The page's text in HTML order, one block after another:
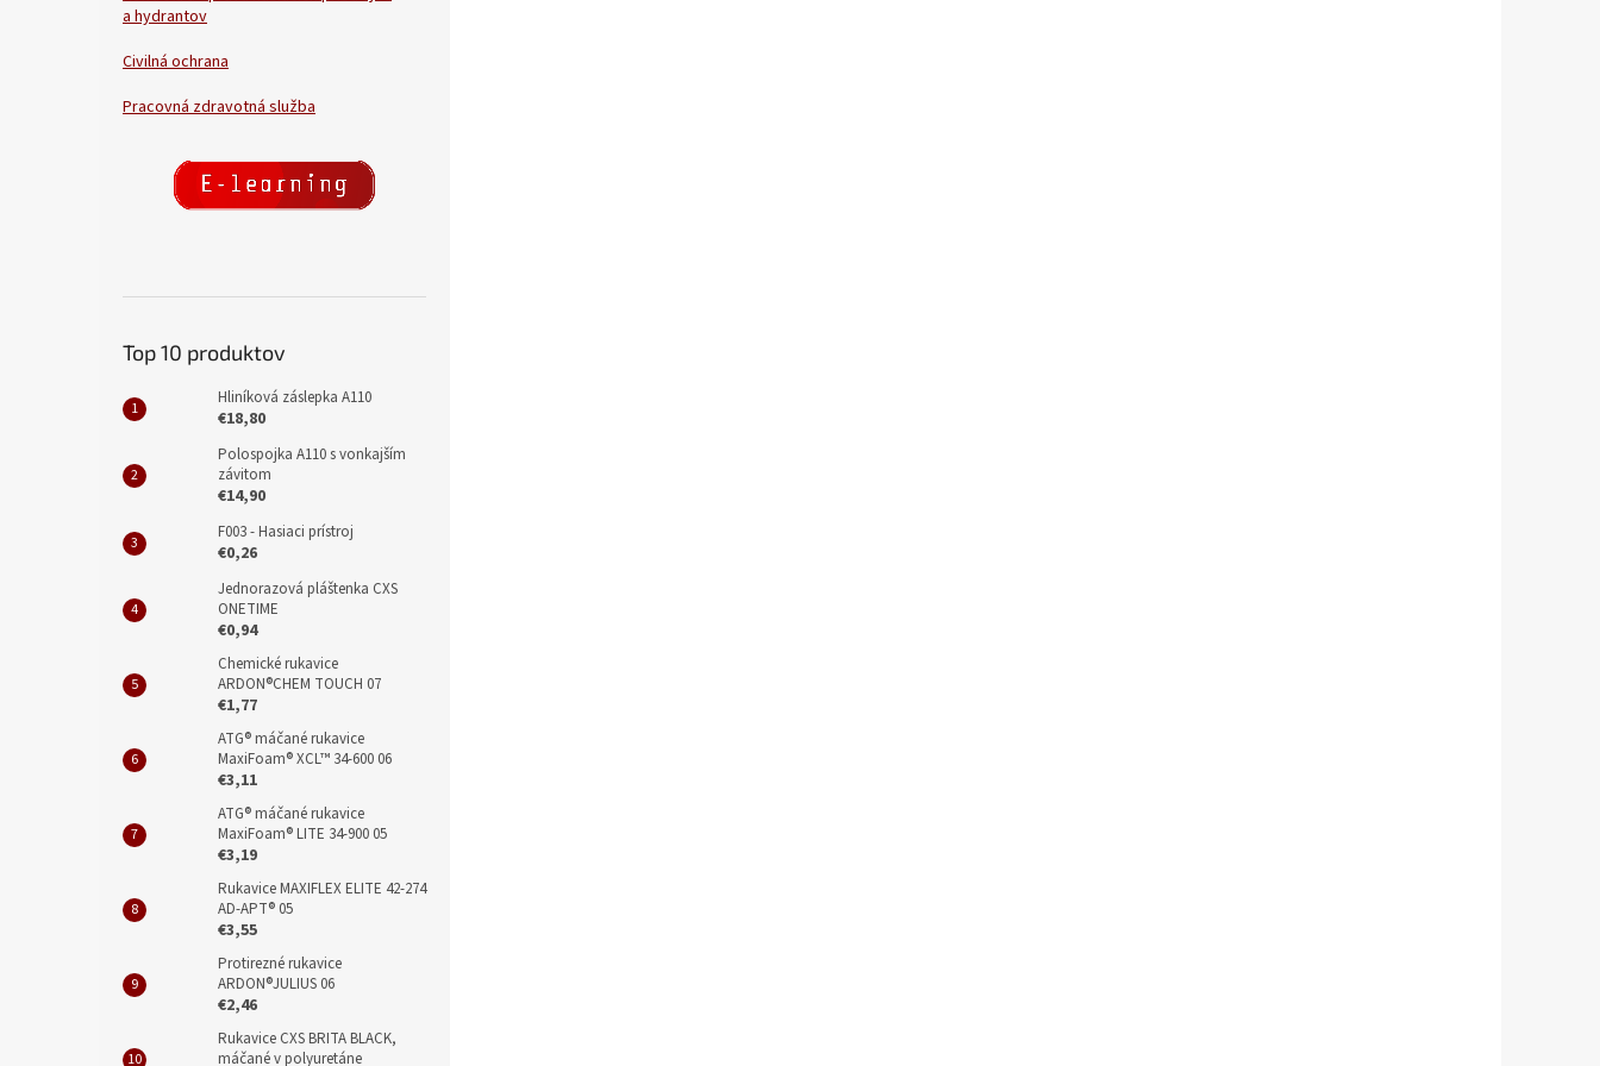
a hydrantov
Civilná ochrana
Pracovná zdravotná služba
Top 10 produktov
Hliníková záslepka A110
€18,80
Polospojka A110 s vonkajším
závitom
€14,90
F003 - Hasiaci prístroj
€0,26
Jednorazová pláštenka CXS
ONETIME
€0,94
Chemické rukavice
ARDON®CHEM TOUCH 07
€1,77
ATG® máčané rukavice
MaxiFoam® XCL™ 34-600 06
€3,11
ATG® máčané rukavice
MaxiFoam® LITE 34-900 05
€3,19
Rukavice MAXIFLEX ELITE 42-274
AD-APT® 05
€3,55
Protirezné rukavice
ARDON®JULIUS 06
€2,46
Rukavice CXS BRITA BLACK,
máčané v polyuretáne